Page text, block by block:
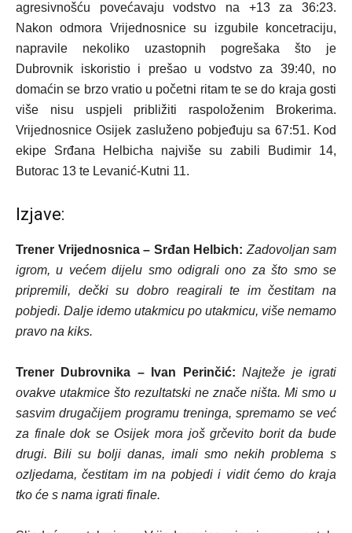
agresivnošću povećavaju vodstvo na +13 za 36:23.
Nakon odmora Vrijednosnice su izgubile koncetraciju,
napravile nekoliko uzastopnih pogrešaka što je
Dubrovnik iskoristio i prešao u vodstvo za 39:40, no
domaćin se brzo vratio u početni ritam te se do kraja gosti
više nisu uspjeli približiti raspoloženim Brokerima.
Vrijednosnice Osijek zasluženo pobjeđuju sa 67:51. Kod
ekipe Srđana Helbicha najviše su zabili Budimir 14,
Butorac 13 te Levanić-Kutni 11.
Izjave:
Trener Vrijednosnica – Srđan Helbich: Zadovoljan sam
igrom, u većem dijelu smo odigrali ono za što smo se
pripremili, dečki su dobro reagirali te im čestitam na
pobjedi. Dalje idemo utakmicu po utakmicu, više nemamo
pravo na kiks.
Trener Dubrovnika – Ivan Perinčić: Najteže je igrati
ovakve utakmice što rezultatski ne znače ništa. Mi smo u
sasvim drugačijem programu treninga, spremamo se već
za finale dok se Osijek mora još grčevito borit da bude
drugi. Bili su bolji danas, imali smo nekih problema s
ozljedama, čestitam im na pobjedi i vidit ćemo do kraja
tko će s nama igrati finale.